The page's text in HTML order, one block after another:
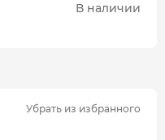
В наличии
Убрать из избранного